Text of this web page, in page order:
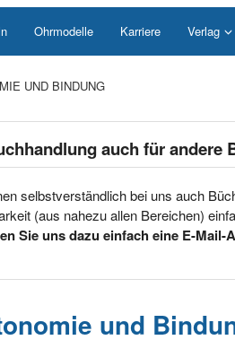
Ohrmodelle Karriere Verlag
UND BINDUNG
auch für andere
selbstverständlich bei uns auch
(aus nahezu allen Bereichen)
Sie uns dazu einfach eine E-Mail-
und